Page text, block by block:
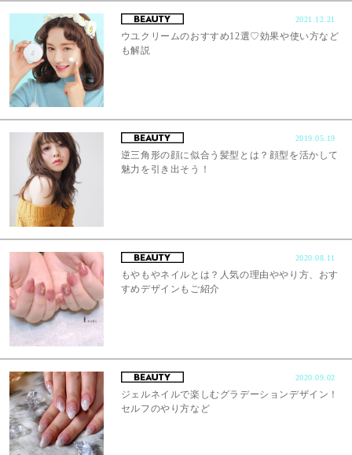
2021.12.21
ウユクリームのおすすめ12選♡効果や使い方など
も解説
2019.05.19
逆三角形の顔に似合う髪型とは？顔型を活かして
魅力を引き出そう！
2020.08.11
もやもやネイルとは？人気の理由ややり方、おす
すめデザインもご紹介
2020.09.02
ジェルネイルで楽しむグラデーションデザイン！
セルフのやり方など